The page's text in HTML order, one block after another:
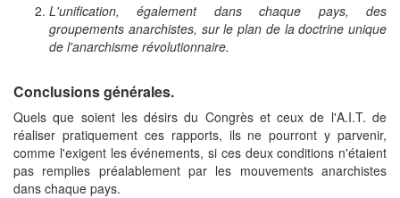
L'unification, également dans chaque pays, des
groupements anarchistes, sur le plan de la doctrine unique
de l'anarchisme révolutionnaire.
Conclusions générales.
Quels que soient les désirs du Congrès et ceux de l'A.I.T. de
réaliser pratiquement ces rapports, ils ne pourront y parvenir,
comme l'exigent les événements, si ces deux conditions n'étaient
pas remplies préalablement par les mouvements anarchistes
dans chaque pays.